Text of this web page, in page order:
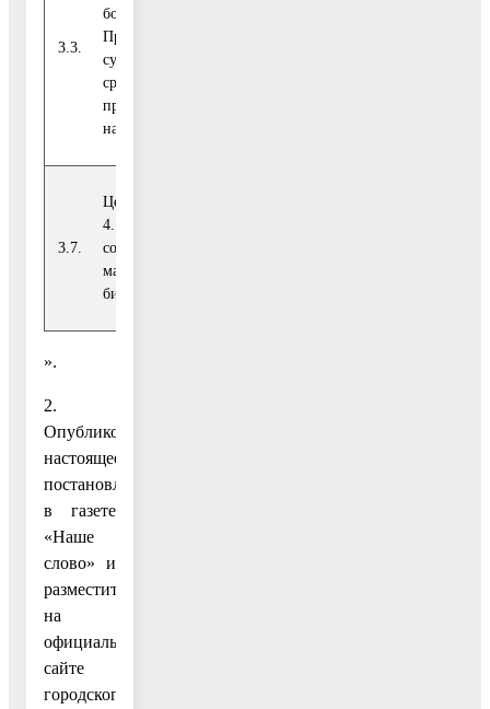
3.3.
большого региона.
Прирост количества
субъектов малого и
среднего
предпринимательства
на 10 тыс. на-селения
3.7.
Целевой показатель
4. Количество вновь
созданных субъектов
мало-го и среднего
бизнеса
».
2.
Опубликовать
настоящее
постановление
в газете
«Наше
слово» и
разместить
на
официальном
сайте
городского